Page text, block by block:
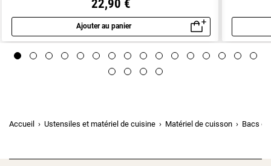
22,90 €
Ajouter au panier
Aperçu rapide
Accueil Ustensiles et matériel de cuisine Matériel de cuisson Bacs